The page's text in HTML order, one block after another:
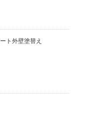
ト外壁塗替え